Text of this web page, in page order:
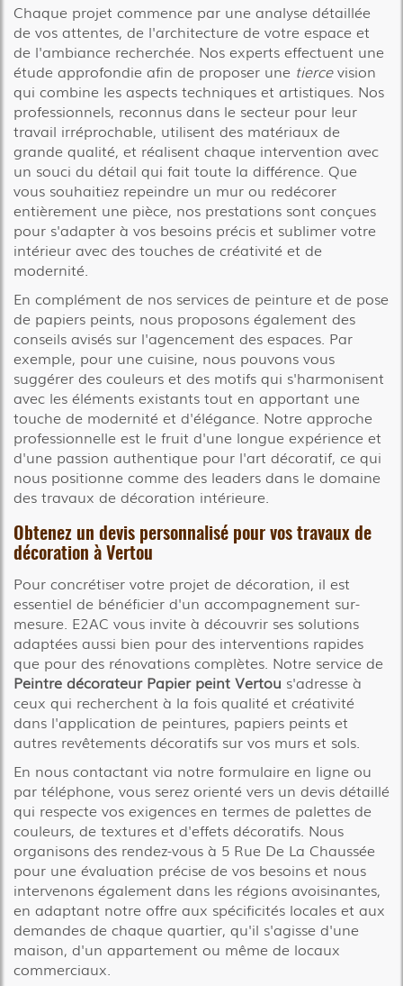
Chaque projet commence par une analyse détaillée
de vos attentes, de l'architecture de votre espace et
de l'ambiance recherchée. Nos experts effectuent une
étude approfondie afin de proposer une tiercevision
qui combine les aspects techniques et artistiques. Nos
professionnels, reconnus dans le secteur pour leur
travail irréprochable, utilisent des matériaux de
grande qualité, et réalisent chaque intervention avec
un souci du détail qui fait toute la différence. Que
vous souhaitiez repeindre un mur ou redécorer
entièrement une pièce, nos prestations sont conçues
pour s'adapter à vos besoins précis et sublimer votre
intérieur avec des touches de créativité et de
modernité.
En complément de nos services de peinture et de pose
de papiers peints, nous proposons également des
conseils avisés sur l'agencement des espaces. Par
exemple, pour une cuisine, nous pouvons vous
suggérer des couleurs et des motifs qui s'harmonisent
avec les éléments existants tout en apportant une
touche de modernité et d'élégance. Notre approche
professionnelle est le fruit d'une longue expérience et
d'une passion authentique pour l'art décoratif, ce qui
nous positionne comme des leaders dans le domaine
des travaux de décoration intérieure.
Obtenez un devis personnalisé pour vos travaux de
décoration à Vertou
Pour concrétiser votre projet de décoration, il est
essentiel de bénéficier d'un accompagnement sur-
mesure. E2AC vous invite à découvrir ses solutions
adaptées aussi bien pour des interventions rapides
que pour des rénovations complètes. Notre service de
Peintre décorateur Papier peint Vertou s'adresse à
ceux qui recherchent à la fois qualité et créativité
dans l'application de peintures, papiers peints et
autres revêtements décoratifs sur vos murs et sols.
En nous contactant via notre formulaire en ligne ou
par téléphone, vous serez orienté vers un devis détaillé
qui respecte vos exigences en termes de palettes de
couleurs, de textures et d'effets décoratifs. Nous
organisons des rendez-vous à 5 Rue De La Chaussée
pour une évaluation précise de vos besoins et nous
intervenons également dans les régions avoisinantes,
en adaptant notre offre aux spécificités locales et aux
demandes de chaque quartier, qu'il s'agisse d'une
maison, d'un appartement ou même de locaux
commerciaux.